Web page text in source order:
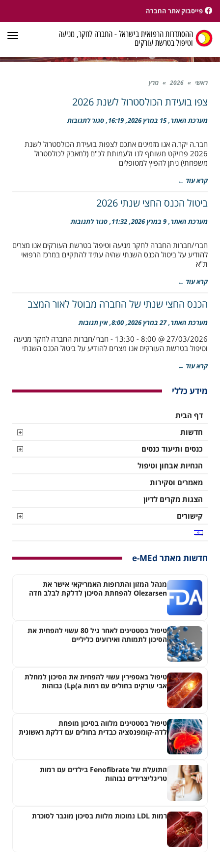
פייסבוק אתר החברה
ההסתדרות הרפואית בישראל - החברה לחקר, מניעה
וטיפול בטרשת עורקים
ראשי »
2026
» מרץ
צפו בועידת הכולסטרול לשנת 2026
מערכת האתר 15 במרץ 2026 16:19 סגור לתגובותעל
הכולסטרול
לשנת
חבר.ה יקר.ה אנו מזמינים אתכם לצפות בועידת הכולסטרול לשנת
2026 פרויקט משותף לנו ולעמותת לכ"ם (למאבק לכולסטרול
משפחתי) ניתן להפיץ למטופלים
קרא עוד ←
ביטול הכנס החצי שנתי 2026
מערכת האתר 9 במרץ 2026 11:32 סגור לתגובותעל
החצי
שנתי
חברי/חברות החברה לחקר מניעה וטיפול בטרשת העורקים אנו מצרים
להודיע על ביטול הכנס השנתי שהיה עתיד להתקיים במרכז הרפואי
ת"א
קרא עוד ←
הכנס החצי שנתי של החברה מבוטל לאור המצב
מערכת האתר 27 במרץ 2026 8:00 אין תגובות
27/03/2026 @ 8:00 - 13:30 - חברי/חברות החברה לחקר מניעה
וטיפול בטרשת העורקים אנו מצרים להודיע על ביטול הכנס השנתי
קרא עוד ←
מידע כללי
דף הבית
חדשות
כנסים ותיעוד כנסים
הנחיות אבחון וטיפול
מאמרים וסקירות
הצגות מקרים לדיון
קישורים
חדשות מאתר e-MEd
מנהל המזון והתרופות האמריקאי אישר את
Olezarsen להפחתת הסיכון לדלקת לבלב חדה
טיפול בסטטינים לאחר גיל 80 עשוי להפחית את
הסיכון לתמותה ואירועים כליליים
טיפול באספירין עשוי להפחית את הסיכון למחלת
אבי עורקים בחולים עם רמות Lp(a) גבוהות
טיפול בסטטינים מלווה בסיכון מופחת
לדה-קומפנסציה כבדית בחולים עם דלקת ראשונית
התועלת של Fenofibrate בילדים עם רמות
טריגליצרידים גבוהות
רמות LDL נמוכות מלוות בסיכון מוגבר לסוכרת